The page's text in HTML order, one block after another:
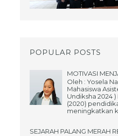
POPULAR POSTS
MOTIVASI
Oleh : Yosela
Mahasiswa
Undiksha 2024
(2020)
meningkatkan
SEJARAH PALANG MERAH